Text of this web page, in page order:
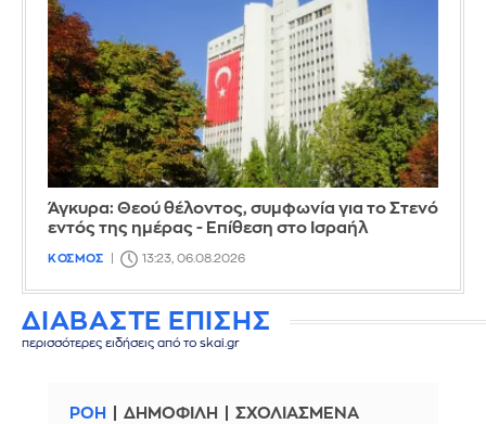
Άγκυρα: Θεού θέλοντος, συμφωνία για το Στενό
εντός της ημέρας - Επίθεση στο Ισραήλ
ΚΟΣΜΟΣ 13:23, 06.08.2026
ΔΙΑΒΑΣΤΕ ΕΠΙΣΗΣ
περισσότερες ειδήσεις από το skai.gr
ΡΟΗ ΔΗΜΟΦΙΛΗ ΣΧΟΛΙΑΣΜΕΝΑ